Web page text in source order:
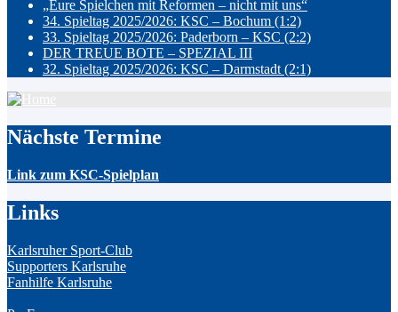
„Eure Spielchen mit Reformen – nicht mit uns“
34. Spieltag 2025/2026: KSC – Bochum (1:2)
33. Spieltag 2025/2026: Paderborn – KSC (2:2)
DER TREUE BOTE – SPEZIAL III
32. Spieltag 2025/2026: KSC – Darmstadt (2:1)
Nächste Termine
Link zum KSC-Spielplan
Links
Karlsruher Sport-Club
Supporters Karlsruhe
Fanhilfe Karlsruhe